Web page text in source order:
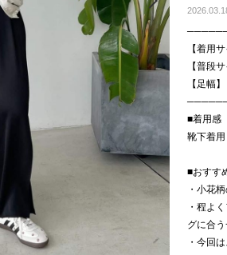
【着用
【普段
【足
■着用感
靴下着用
■おすす
・小花
・程よ
グに合う
・今回